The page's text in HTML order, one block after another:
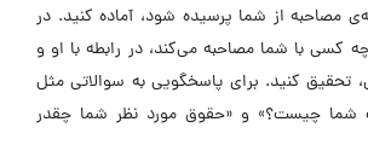
از شما پرسیده شود، آماده کنید. در
کسی با شما مصاحبه می‌کند، در رابطه با او و
تحقیق کنید. برای پاسخگویی به سوالاتی مثل
چیست؟» و «حقوق مورد نظر شما چقدر